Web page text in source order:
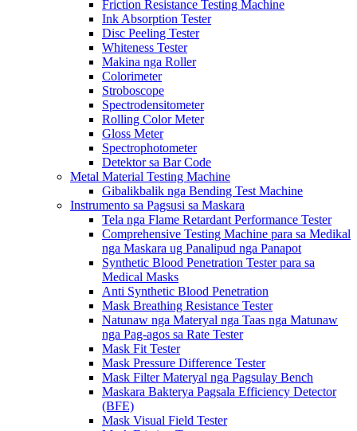
Friction Resistance Testing Machine
Ink Absorption Tester
Disc Peeling Tester
Whiteness Tester
Makina nga Roller
Colorimeter
Stroboscope
Spectrodensitometer
Rolling Color Meter
Gloss Meter
Spectrophotometer
Detektor sa Bar Code
Metal Material Testing Machine
Gibalikbalik nga Bending Test Machine
Instrumento sa Pagsusi sa Maskara
Tela nga Flame Retardant Performance Tester
Comprehensive Testing Machine para sa Medikal
nga Maskara ug Panalipud nga Panapot
Synthetic Blood Penetration Tester para sa
Medical Masks
Anti Synthetic Blood Penetration
Mask Breathing Resistance Tester
Natunaw nga Materyal nga Taas nga Matunaw
nga Pag-agos sa Rate Tester
Mask Fit Tester
Mask Pressure Difference Tester
Mask Filter Materyal nga Pagsulay Bench
Maskara Bakterya Pagsala Efficiency Detector
(BFE)
Mask Visual Field Tester